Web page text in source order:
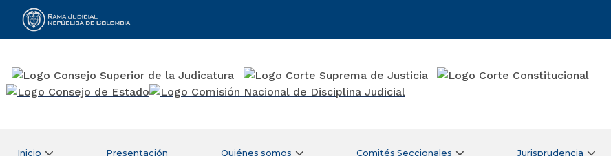
Rama Judicial
Inicio Presentación Quiénes somos Comités Seccionales Jurisprudencia